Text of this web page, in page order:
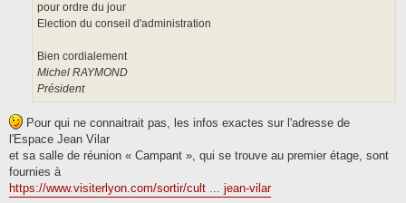
pour ordre du jour
Election du conseil d'administration
Bien cordialement
Michel RAYMOND
Président
Pour qui ne connaitrait pas, les infos exactes sur l'adresse de
l'Espace Jean Vilar
et sa salle de réunion « Campant », qui se trouve au premier étage, sont
fournies à
https://www.visiterlyon.com/sortir/cult ... jean-vilar